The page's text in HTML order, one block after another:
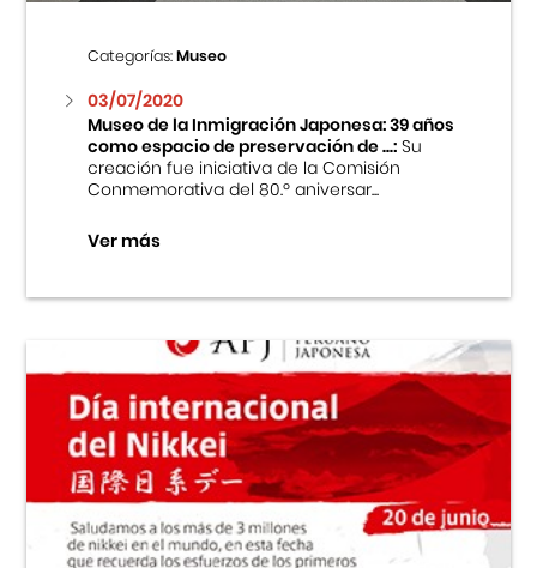
Categorías:Museo
03/07/2020
Museo de la Inmigración Japonesa: 39 años
como espacio de preservación de ...:Su
creación fue iniciativa de la Comisión
Conmemorativa del 80.º aniversar...
Ver más